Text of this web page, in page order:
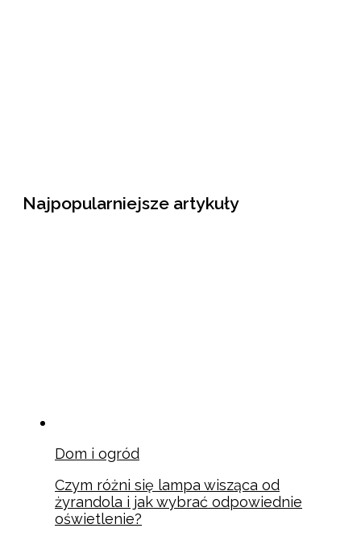
Najpopularniejsze artykuły
Dom i ogród
Czym różni się lampa wisząca od
żyrandola i jak wybrać odpowiednie
oświetlenie?